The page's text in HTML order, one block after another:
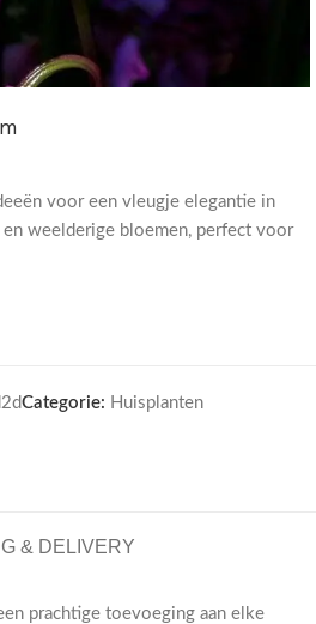
voor een vleugje elegantie in
weelderige bloemen, perfect voor
Categorie: Huisplanten
& DELIVERY
prachtige toevoeging aan elke